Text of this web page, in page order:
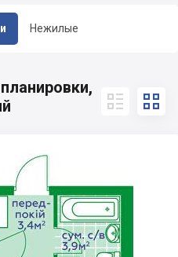
Нежилые
 